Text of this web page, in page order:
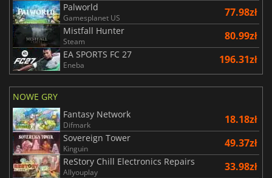
Palworld
Gamesplanet US 77.98zł
Mistfall Hunter
Steam 80.99zł
EA SPORTS FC 27
Eneba 196.31zł
NOWE GRY
Fantasy Network
Difmark 18.18zł
Sovereign Tower
Kinguin 49.37zł
ReStory Chill Electronics Repairs
Allyouplay 33.98zł